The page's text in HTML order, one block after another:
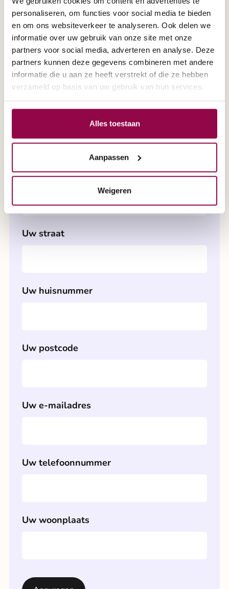
personaliseren, om functies voor social media te bieden
en om ons websiteverkeer te analyseren. Ook delen we
informatie over uw gebruik van onze site met onze
partners voor social media, adverteren en analyse. Deze
partners kunnen deze gegevens combineren met andere
informatie die u aan ze heeft verstrekt of die ze hebben
verzameld op basis van uw gebruik van hun services.
Alles toestaan
Aanpassen
Weigeren
Algemene folder PGB folder
5-wielen folder Swapa ZIP
Verkeersboekje Magazine
Aanhef
Mevrouw
Uw achternaam
Uw straat
Uw huisnummer
Uw postcode
Uw e-mailadres
Uw telefoonnummer
Uw woonplaats